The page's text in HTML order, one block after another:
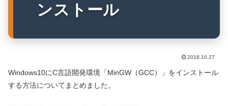
ンストール
2018.10.27
Windows10にC言語開発環境「MinGW（GCC）」をインストール
する方法についてまとめました。